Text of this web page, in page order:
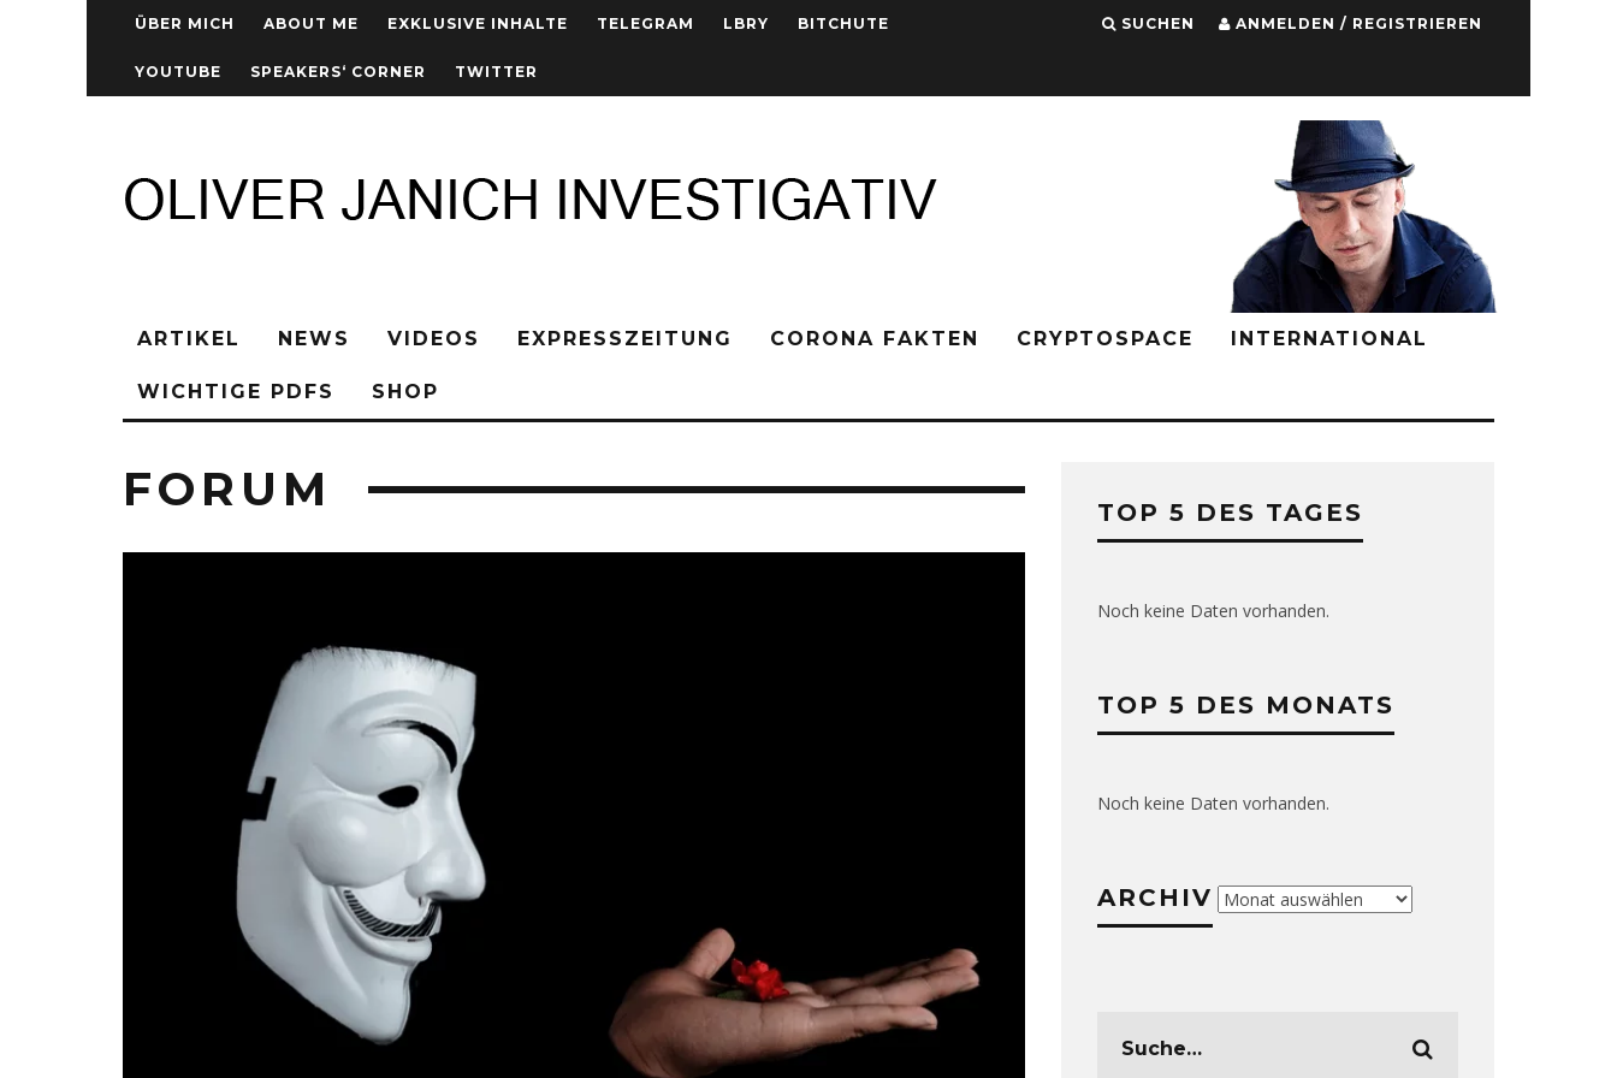
ÜBER MICH ABOUT ME EXKLUSIVE INHALTE TELEGRAM LBRY BITCHUTE
YOUTUBE SPEAKERS‘ CORNER TWITTER
SUCHEN ANMELDEN / REGISTRIEREN
ARTIKEL NEWS VIDEOS EXPRESSZEITUNG CORONA FAKTEN CRYPTOSPACE INTERNATIONAL
WICHTIGE PDFS SHOP
FORUM TOP 5 DES TAGES
Noch keine Daten vorhanden.
TOP 5 DES MONATS
Noch keine Daten vorhanden.
ARCHIV Archiv